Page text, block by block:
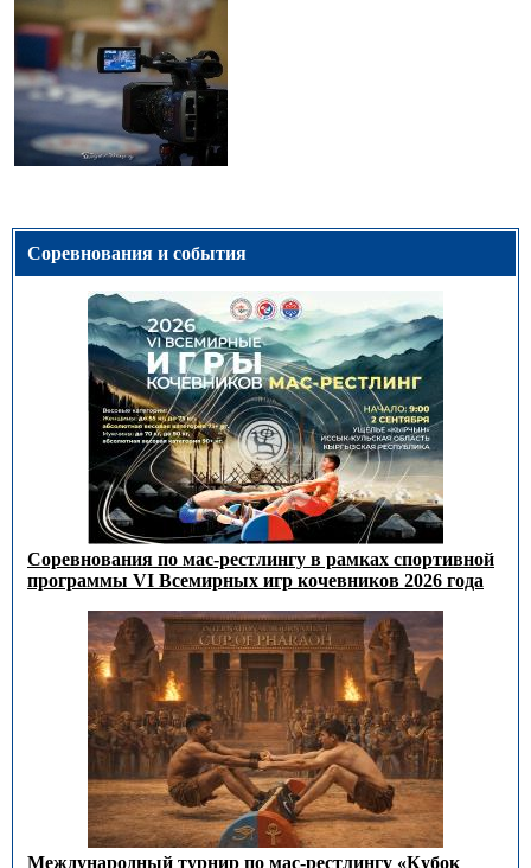
Соревнования и события
Соревнования по мас-рестлингу в рамках спортивной
программы VI Всемирных игр кочевников 2026 года
Международный турнир по мас-рестлингу «Кубок